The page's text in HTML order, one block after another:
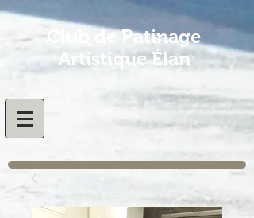
Club de Patinage
Artistique Élan